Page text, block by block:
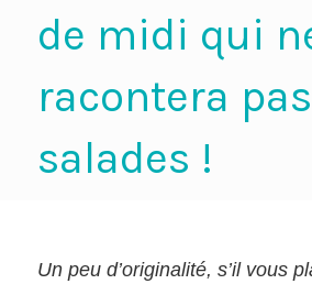
de midi qui
racontera
salades !
Un peu d’originalité, s’il vous